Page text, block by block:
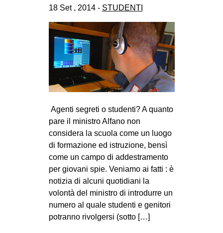
REPRESSIONE
STUDENTI
CULTURE
ARTE
CINEMA
MUSICA
RECENSIONI
INTERNAZIONALE
AFRICA
AMERICHE
ESTREMO ORIENTE
EUROPA
18 Set , 2014 - STUDENTI
Agenti segreti o studenti? A quanto
pare il ministro Alfano non
considera la scuola come un luogo
di formazione ed istruzione, bensì
come un campo di addestramento
per giovani spie. Veniamo ai fatti : è
notizia di alcuni quotidiani la
volontà del ministro di introdurre un
numero al quale studenti e genitori
potranno rivolgersi (sotto […]